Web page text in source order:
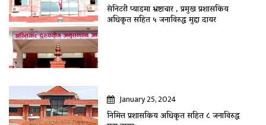
सेनिटरी प्याडमा भ्रष्टाचार , प्रमुख प्रशासकिय
अधिकृत सहित ५ जनाविरुद्ध मुद्दा दायर
January 25, 2024
निमित्त प्रशासकिय अधिकृत सहित ८ जनाविरुद्ध